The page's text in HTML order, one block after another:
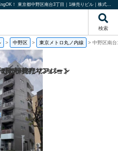
中野区南台1棟ビル！融資相談受付中！中国語＆EngOK！ 東京都中野区南台3丁目｜1棟売りビル｜株式会社リタ不動産
検索
> 中野区 > 東京メトロ丸ノ内線 > 中野区南
の一棟売りアパート
一棟売りマンション
棟売りマンション
ビル